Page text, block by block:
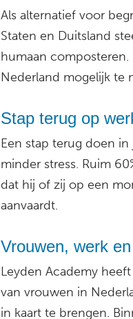
Als alternatief voor
Staten en Duitsland
humaan
Nederland mogelijk te
Stap terug op
Een stap terug doen
minder stress. Ruim
dat hij of zij op een
aanvaardt.
Vrouwen, werk
Leyden Academy
van vrouwen in
in kaart te brengen.